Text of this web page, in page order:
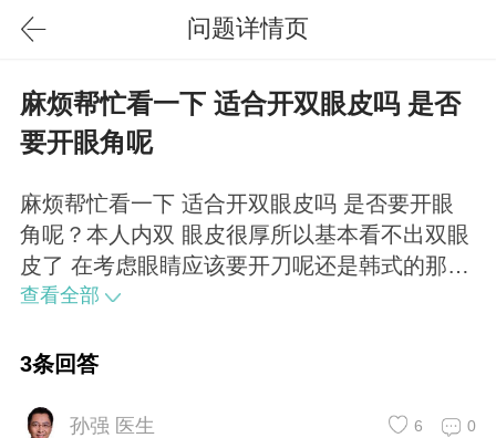
问题详情页
麻烦帮忙看一下 适合开双眼皮吗 是否
要开眼角呢
麻烦帮忙看一下 适合开双眼皮吗 是否要开眼
角呢？本人内双 眼皮很厚所以基本看不出双眼
皮了 在考虑眼睛应该要开刀呢还是韩式的那
种。另外帮忙看一下到底是眼袋还是泪沟呀 这
查看全部
3条回答
孙强 医生 0
6